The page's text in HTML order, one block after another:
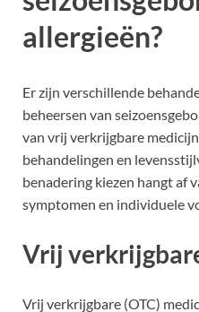
allergieën?
Er zijn verschillende
beheersen van
van vrij verkrijgbare
behandelingen en
benadering kiezen hangt af
symptomen en individuele
Vrij
Vrij verkrijgbare (OTC)